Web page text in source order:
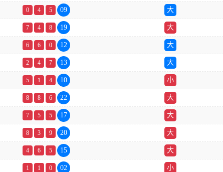
0 4 5 09 大
7 4 8 19 大
6 6 0 12 大
2 4 7 13 大
5 1 4 10 小
8 8 6 22 大
7 5 5 17 大
8 3 9 20 大
4 6 5 15 大
1 1 0 02 小